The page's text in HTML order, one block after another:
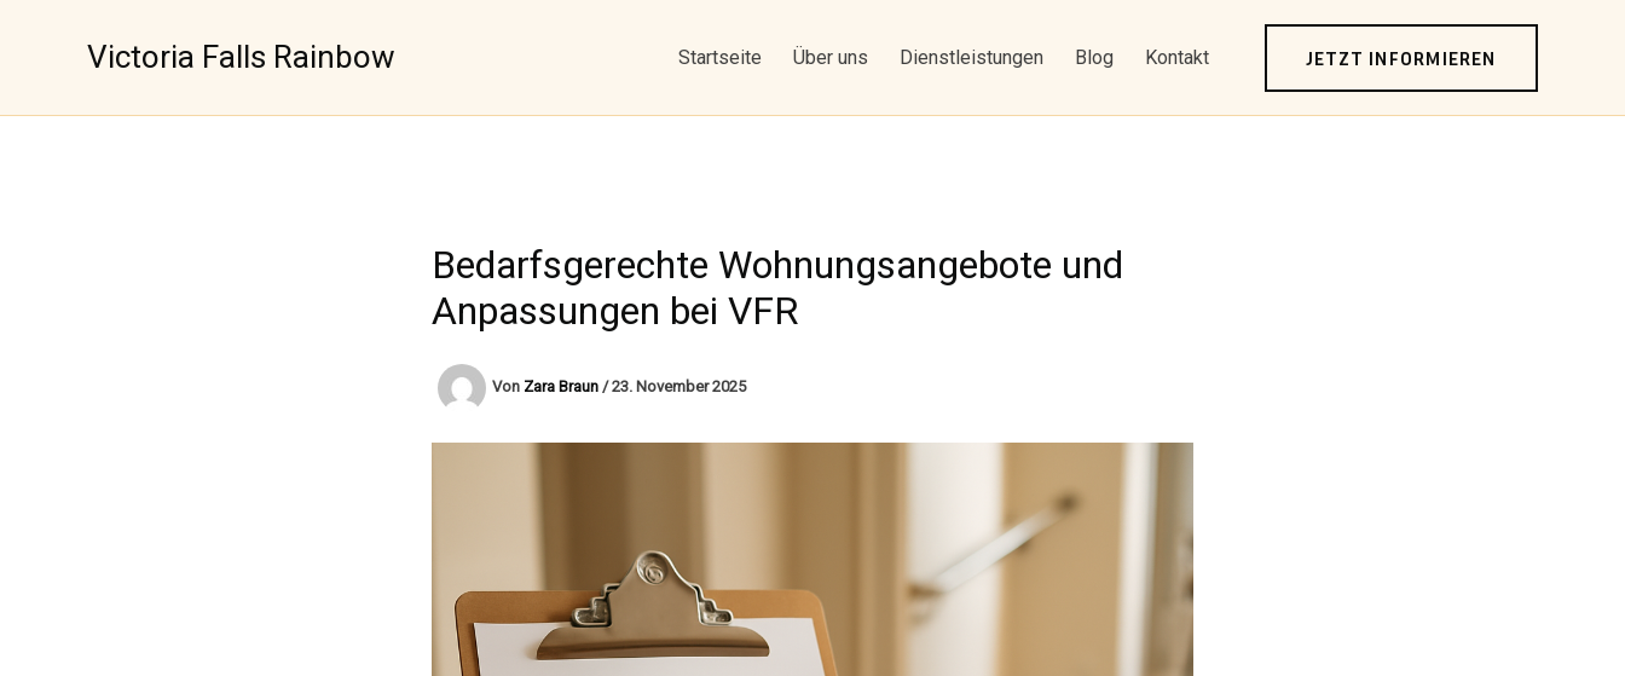
Victoria Falls Rainbow Startseite Über uns Dienstleistungen Blog Kontakt JETZT INFORMIEREN
Bedarfsgerechte Wohnungsangebote und
Anpassungen bei VFR
Von Zara Braun /23. November 2025